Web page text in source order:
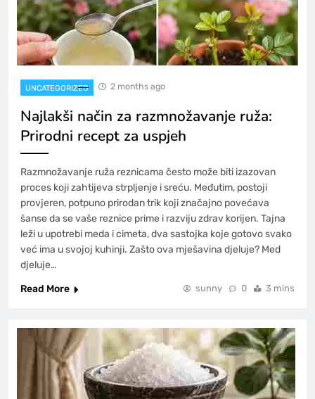
UNCATEGORIZED 2 months ago
Najlakši način za razmnožavanje ruža:
Prirodni recept za uspjeh
Razmnožavanje ruža reznicama često može biti izazovan
proces koji zahtijeva strpljenje i sreću. Međutim, postoji
provjeren, potpuno prirodan trik koji značajno povećava
šanse da se vaše reznice prime i razviju zdrav korijen. Tajna
leži u upotrebi meda i cimeta, dva sastojka koje gotovo svako
već ima u svojoj kuhinji. Zašto ova mješavina djeluje? Med
djeluje…
Read More
sunny 0 3 mins